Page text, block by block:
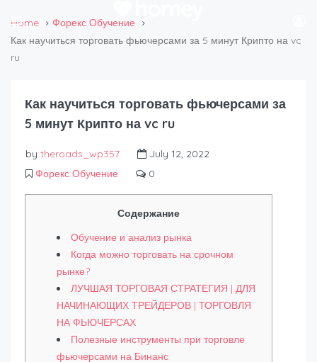
Home
Форекс Обучение
Как научиться торговать фьючерсами за 5 минут Крипто на vc
ru
Как научиться торговать фьючерсами за
5 минут Крипто на vc ru
by theroads_wp357
July 12, 2022
Форекс Обучение
0
Содержание
Обучение и анализ рынка
Когда можно торговать на срочном
рынке?
ЛУЧШАЯ ТОРГОВАЯ СТРАТЕГИЯ | ДЛЯ
НАЧИНАЮЩИХ ТРЕЙДЕРОВ | ТОРГОВЛЯ
НА ФЬЮЧЕРСАХ
Полезные инструменты при торговле
фьючерсами на Бинанс